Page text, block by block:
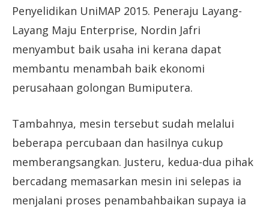
Penyelidikan UniMAP 2015. Peneraju Layang-
Layang Maju Enterprise, Nordin Jafri
menyambut baik usaha ini kerana dapat
membantu menambah baik ekonomi
perusahaan golongan Bumiputera.
Tambahnya, mesin tersebut sudah melalui
beberapa percubaan dan hasilnya cukup
memberangsangkan. Justeru, kedua-dua pihak
bercadang memasarkan mesin ini selepas ia
menjalani proses penambahbaikan supaya ia